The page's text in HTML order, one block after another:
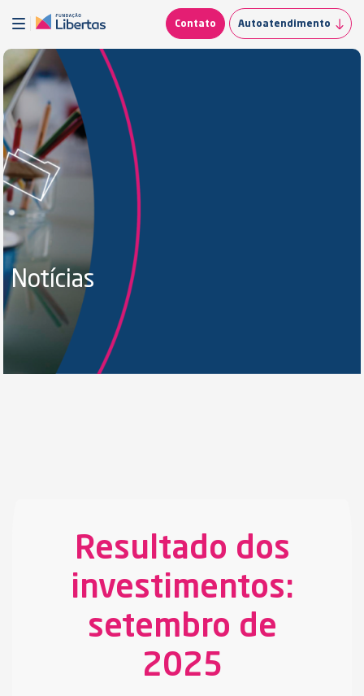
Contato Autoatendimento
Notícias
Resultado dos
investimentos:
setembro de
2025